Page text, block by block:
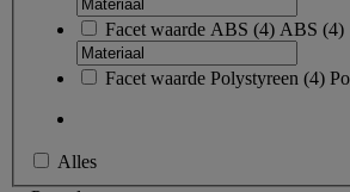
Facet waarde ABS (4) ABS (4)
Facet waarde Polystyreen (4)
Alles